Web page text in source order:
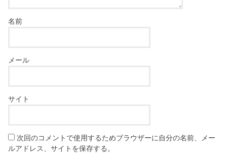
名前
メール
サイト
次回のコメントで使用するためブラウザーに自分の名前、メー
ルアドレス、サイトを保存する。